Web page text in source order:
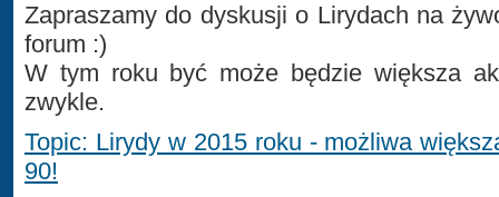
Zapraszamy do dyskusji o Lirydach na
forum :)
W tym roku być może będzie większa
zwykle.
Topic: Lirydy w 2015 roku - możliwa
90!